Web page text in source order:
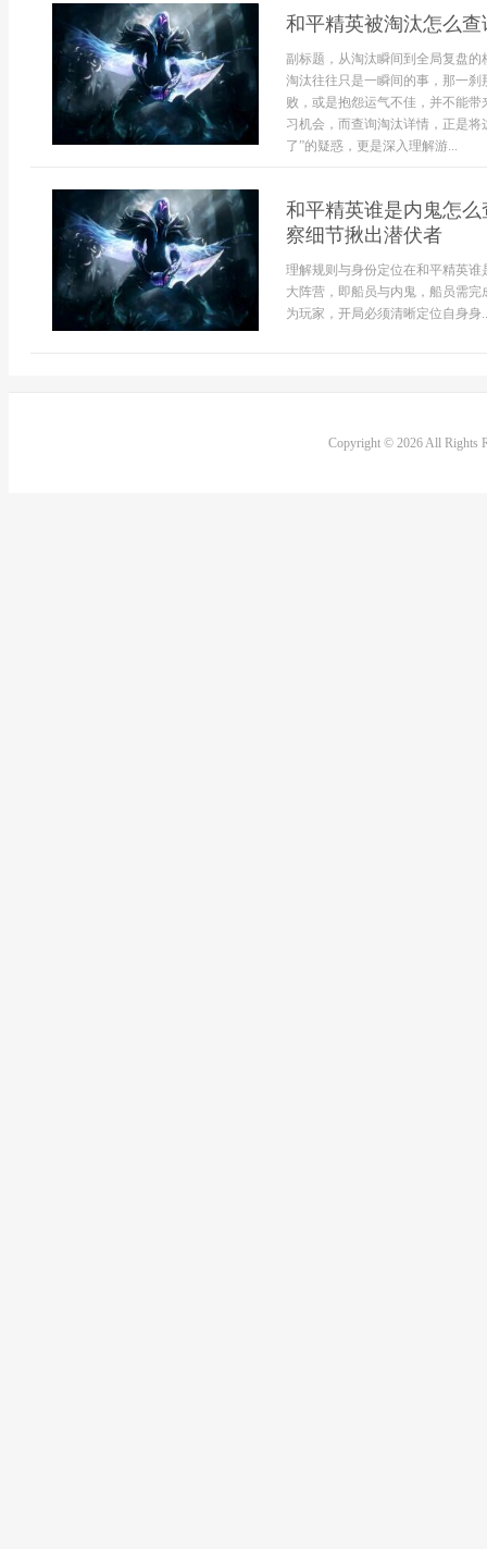
和平精英被淘汰怎么
副标题，从淘汰瞬间到全局复盘
淘汰往往只是一瞬间的事，那一
败，或是抱怨运气不佳，并不能
习机会，而查询淘汰详情，正是
了”的疑惑，更是深入理解游...
和平精英谁是内鬼怎
察细节揪出潜伏者
理解规则与身份定位在和平精英
大阵营，即船员与内鬼，船员需
为玩家，开局必须清晰定位自身身
Copyright © 2026 All Rights